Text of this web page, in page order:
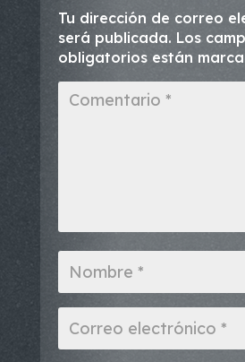
Tu dirección de correo
será publicada. Los
obligatorios están